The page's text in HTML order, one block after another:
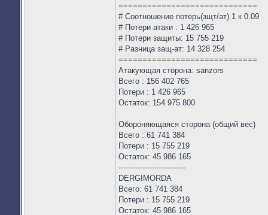
=============================
# Соотношение потерь(зщт/ат) 1 к 0.09
# Потери атаки : 1 426 965
# Потери защиты: 15 755 219
# Разница защ-ат: 14 328 254
=============================
Атакующая сторона: sanzors
Всего : 156 402 765
Потери : 1 426 965
Остаток: 154 975 800
Обороняющаяся сторона (общий вес)
Всего : 61 741 384
Потери : 15 755 219
Остаток: 45 986 165
----------------------------
DERGIMORDA
Всего: 61 741 384
Потери : 15 755 219
Остаток: 45 986 165